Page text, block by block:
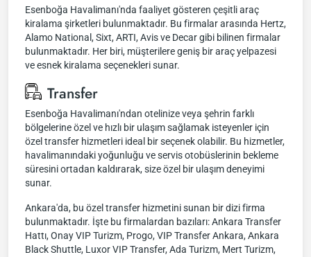
Esenboğa Havalimanı'nda faaliyet gösteren çeşitli araç
kiralama şirketleri bulunmaktadır. Bu firmalar arasında Hertz,
Alamo National, Sixt, ARTI, Avis ve Decar gibi bilinen firmalar
bulunmaktadır. Her biri, müşterilere geniş bir araç yelpazesi
ve esnek kiralama seçenekleri sunar.
Transfer
Esenboğa Havalimanı'ndan otelinize veya şehrin farklı
bölgelerine özel ve hızlı bir ulaşım sağlamak isteyenler için
özel transfer hizmetleri ideal bir seçenek olabilir. Bu hizmetler,
havalimanındaki yoğunluğu ve servis otobüslerinin bekleme
süresini ortadan kaldırarak, size özel bir ulaşım deneyimi
sunar.
Ankara'da, bu özel transfer hizmetini sunan bir dizi firma
bulunmaktadır. İşte bu firmalardan bazıları: Ankara Transfer
Hattı, Onay VIP Turizm, Progo, VIP Transfer Ankara, Ankara
Black Shuttle, Luxor VIP Transfer, Ada Turizm, Mert Turizm,